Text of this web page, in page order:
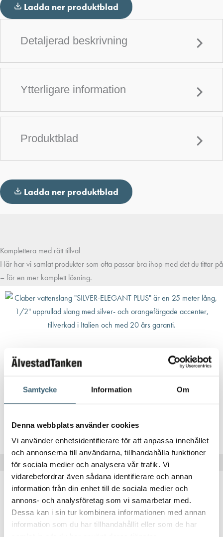
Samtycke Information Om
Denna webbplats använder cookies
Vi använder enhetsidentifierare för att anpassa innehållet
och annonserna till användarna, tillhandahålla funktioner
för sociala medier och analysera vår trafik. Vi
vidarebefordrar även sådana identifierare och annan
information från din enhet till de sociala medier och
annons- och analysföretag som vi samarbetar med.
Dessa kan i sin tur kombinera informationen med annan
information som du har tillhandahållit eller som de har
Ladda ner produktblad
Detaljerad beskrivning
Ytterligare information
Produktblad
Ladda ner produktblad
Komplettera med rätt tillval
Här har vi samlat produkter som ofta passar bra ihop med det du tittar på
– för en mer komplett lösning.
TRÄDGÅRDSBEVATTNING
Claber vattenslang ”SILVER-ELEGANT PLUS” 1/2″ x 25 meter
419kr